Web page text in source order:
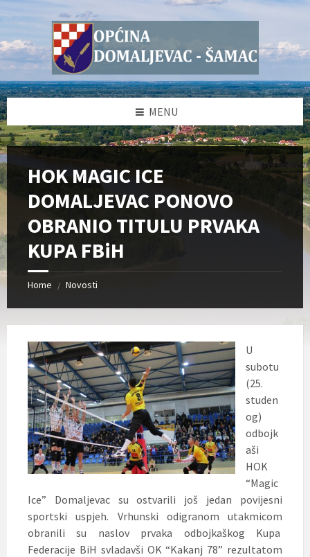
Skip
to
Skip
to
sidebar
Skip
to
sidebar
Skip
to
MENU
HOK MAGIC ICE
DOMALJEVAC PONOVO
OBRANIO TITULU PRVAKA
KUPA FBiH
Home / Novosti
U
subotu
(25.
studen
og)
odbojk
aši
HOK
“Magic
Ice” Domaljevac su ostvarili još jedan povijesni
sportski uspjeh. Vrhunski odigranom utakmicom
obranili su naslov prvaka odbojkaškog Kupa
Federacije BiH svladavši OK “Kakanj 78” rezultatom